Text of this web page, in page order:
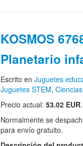
KOSMOS
Planetario
Escrito en Juguetes
Juguetes STEM, Ciencias
Precio actual: 53.02 EUR.
Normalmente se
para envío gratuito.